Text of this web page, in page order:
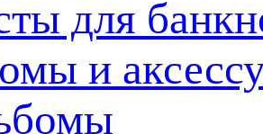
для
и